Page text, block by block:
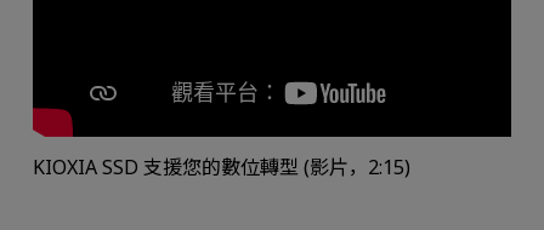
KIOXIA SSD 支援您的數位轉型 (影片，2:15)